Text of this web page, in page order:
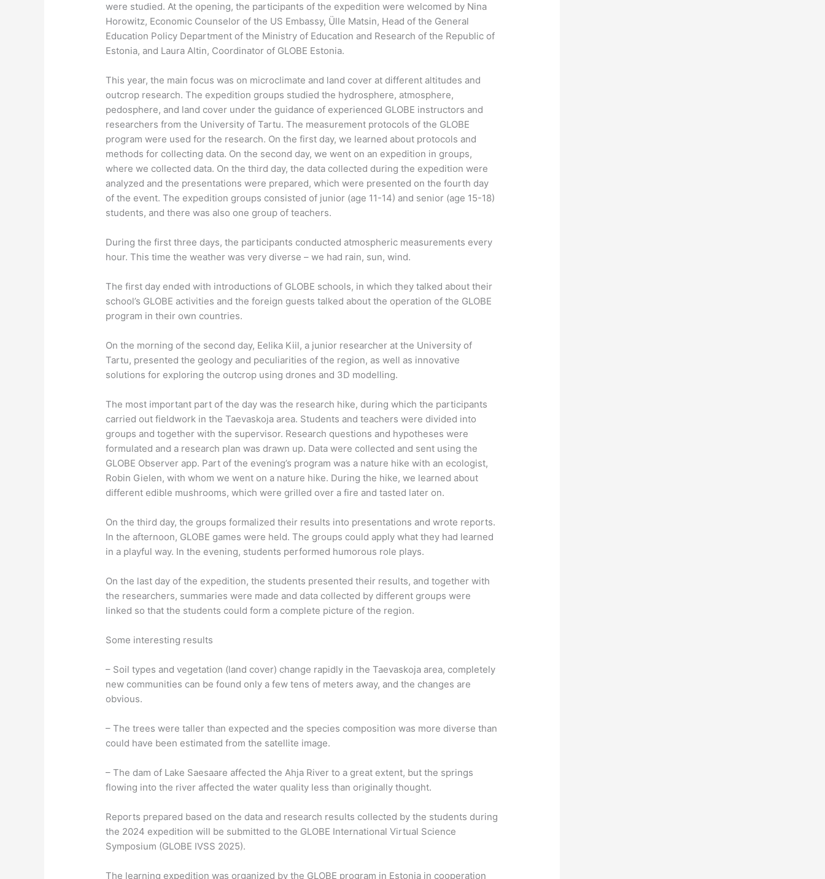
were studied. At the opening, the participants of the expedition were welcomed by Nina
Horowitz, Economic Counselor of the US Embassy, Ülle Matsin, Head of the General
Education Policy Department of the Ministry of Education and Research of the Republic of
Estonia, and Laura Altin, Coordinator of GLOBE Estonia.
This year, the main focus was on microclimate and land cover at different altitudes and
outcrop research. The expedition groups studied the hydrosphere, atmosphere,
pedosphere, and land cover under the guidance of experienced GLOBE instructors and
researchers from the University of Tartu. The measurement protocols of the GLOBE
program were used for the research. On the first day, we learned about protocols and
methods for collecting data. On the second day, we went on an expedition in groups,
where we collected data. On the third day, the data collected during the expedition were
analyzed and the presentations were prepared, which were presented on the fourth day
of the event. The expedition groups consisted of junior (age 11-14) and senior (age 15-18)
students, and there was also one group of teachers.
During the first three days, the participants conducted atmospheric measurements every
hour. This time the weather was very diverse – we had rain, sun, wind.
The first day ended with introductions of GLOBE schools, in which they talked about their
school’s GLOBE activities and the foreign guests talked about the operation of the GLOBE
program in their own countries.
On the morning of the second day, Eelika Kiil, a junior researcher at the University of
Tartu, presented the geology and peculiarities of the region, as well as innovative
solutions for exploring the outcrop using drones and 3D modelling.
The most important part of the day was the research hike, during which the participants
carried out fieldwork in the Taevaskoja area. Students and teachers were divided into
groups and together with the supervisor. Research questions and hypotheses were
formulated and a research plan was drawn up. Data were collected and sent using the
GLOBE Observer app. Part of the evening’s program was a nature hike with an ecologist,
Robin Gielen, with whom we went on a nature hike. During the hike, we learned about
different edible mushrooms, which were grilled over a fire and tasted later on.
On the third day, the groups formalized their results into presentations and wrote reports.
In the afternoon, GLOBE games were held. The groups could apply what they had learned
in a playful way. In the evening, students performed humorous role plays.
On the last day of the expedition, the students presented their results, and together with
the researchers, summaries were made and data collected by different groups were
linked so that the students could form a complete picture of the region.
Some interesting results
– Soil types and vegetation (land cover) change rapidly in the Taevaskoja area, completely
new communities can be found only a few tens of meters away, and the changes are
obvious.
– The trees were taller than expected and the species composition was more diverse than
could have been estimated from the satellite image.
– The dam of Lake Saesaare affected the Ahja River to a great extent, but the springs
flowing into the river affected the water quality less than originally thought.
Reports prepared based on the data and research results collected by the students during
the 2024 expedition will be submitted to the GLOBE International Virtual Science
Symposium (GLOBE IVSS 2025).
The learning expedition was organized by the GLOBE program in Estonia in cooperation